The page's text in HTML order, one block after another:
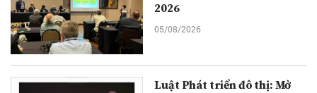
2026
05/08/2026
Luật Phát triển đô thị: Mở